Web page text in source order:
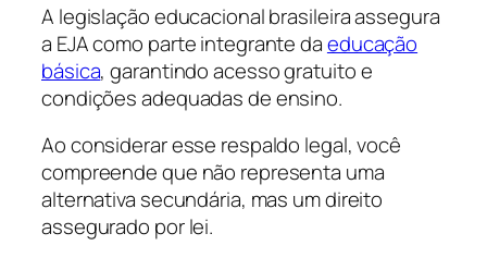
A legislação educacional brasileira assegura
a EJA como parte integrante daeducação
básica, garantindo acesso gratuito e
condições adequadas de ensino.
Ao considerar esse respaldo legal, você
compreende que não representa uma
alternativa secundária, mas um direito
assegurado por lei.